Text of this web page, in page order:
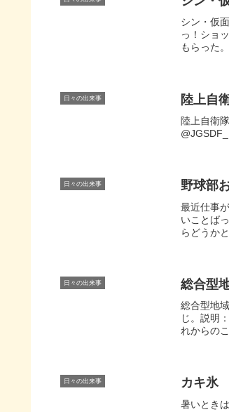
シン・仮
っ！ショ
もらった
日々の出来事 陸上自
陸上自衛
日々の出来事 野球部
最近仕事
いことば
らどうか
日々の出来事 総合型
総合型地
じ。説明
れからの
日々の出来事 カキ氷
暑いとき